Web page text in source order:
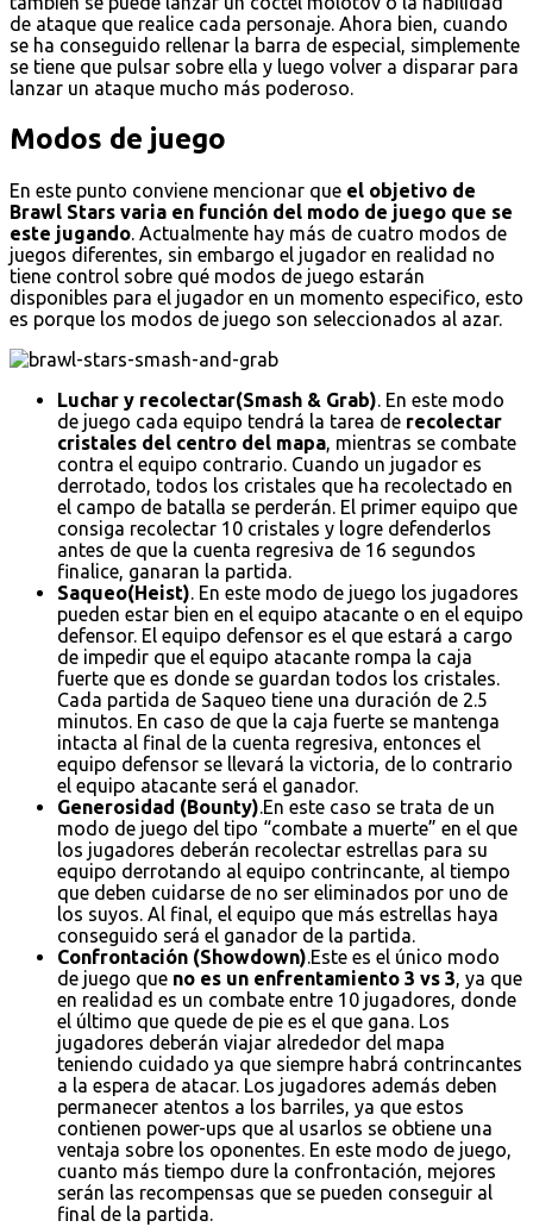
de ataque que realice cada personaje. Ahora bien, cuando
se ha conseguido rellenar la barra de especial, simplemente
se tiene que pulsar sobre ella y luego volver a disparar para
lanzar un ataque mucho más poderoso.
Modos de juego
En este punto conviene mencionar que el objetivo de
Brawl Stars varia en función del modo de juego que se
este jugando. Actualmente hay más de cuatro modos de
juegos diferentes, sin embargo el jugador en realidad no
tiene control sobre qué modos de juego estarán
disponibles para el jugador en un momento especifico, esto
es porque los modos de juego son seleccionados al azar.
Luchar y recolectar(Smash & Grab). En este modo
de juego cada equipo tendrá la tarea de recolectar
cristales del centro del mapa, mientras se combate
contra el equipo contrario. Cuando un jugador es
derrotado, todos los cristales que ha recolectado en
el campo de batalla se perderán. El primer equipo que
consiga recolectar 10 cristales y logre defenderlos
antes de que la cuenta regresiva de 16 segundos
finalice, ganaran la partida.
Saqueo(Heist). En este modo de juego los jugadores
pueden estar bien en el equipo atacante o en el equipo
defensor. El equipo defensor es el que estará a cargo
de impedir que el equipo atacante rompa la caja
fuerte que es donde se guardan todos los cristales.
Cada partida de Saqueo tiene una duración de 2.5
minutos. En caso de que la caja fuerte se mantenga
intacta al final de la cuenta regresiva, entonces el
equipo defensor se llevará la victoria, de lo contrario
el equipo atacante será el ganador.
Generosidad (Bounty).En este caso se trata de un
modo de juego del tipo “combate a muerte” en el que
los jugadores deberán recolectar estrellas para su
equipo derrotando al equipo contrincante, al tiempo
que deben cuidarse de no ser eliminados por uno de
los suyos. Al final, el equipo que más estrellas haya
conseguido será el ganador de la partida.
Confrontación (Showdown).Este es el único modo
de juego que no es un enfrentamiento 3 vs 3, ya que
en realidad es un combate entre 10 jugadores, donde
el último que quede de pie es el que gana. Los
jugadores deberán viajar alrededor del mapa
teniendo cuidado ya que siempre habrá contrincantes
a la espera de atacar. Los jugadores además deben
permanecer atentos a los barriles, ya que estos
contienen power-ups que al usarlos se obtiene una
ventaja sobre los oponentes. En este modo de juego,
cuanto más tiempo dure la confrontación, mejores
serán las recompensas que se pueden conseguir al
final de la partida.